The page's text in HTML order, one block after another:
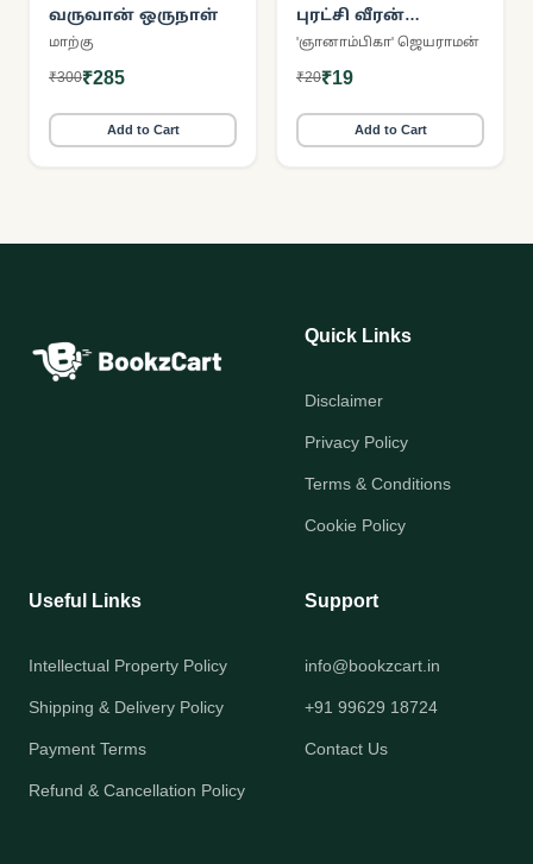
வருவான் ஒருநாள்
மாற்கு
₹300₹285
Add to Cart
புரட்சி வீரன்
செண்பகராமன்
'ஞானாம்பிகா' ஜெயராமன்
₹20₹19
Add to Cart
Quick Links
Disclaimer
Privacy Policy
Terms & Conditions
Cookie Policy
Useful Links
Intellectual Property Policy
Shipping & Delivery Policy
Payment Terms
Refund & Cancellation Policy
Support
info@bookzcart.in
+91 99629 18724
Contact Us